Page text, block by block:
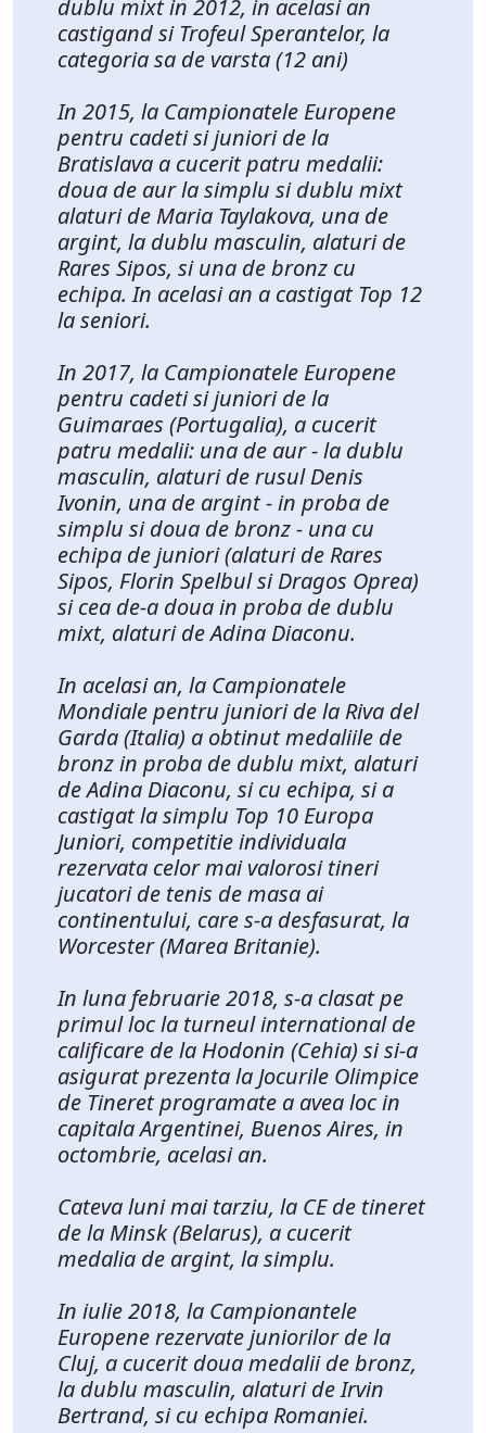
dublu mixt in 2012, in acelasi an
castigand si Trofeul Sperantelor, la
categoria sa de varsta (12 ani)
In 2015, la Campionatele Europene
pentru cadeti si juniori de la
Bratislava a cucerit patru medalii:
doua de aur la simplu si dublu mixt
alaturi de Maria Taylakova, una de
argint, la dublu masculin, alaturi de
Rares Sipos, si una de bronz cu
echipa. In acelasi an a castigat Top 12
la seniori.
In 2017, la Campionatele Europene
pentru cadeti si juniori de la
Guimaraes (Portugalia), a cucerit
patru medalii: una de aur - la dublu
masculin, alaturi de rusul Denis
Ivonin, una de argint - in proba de
simplu si doua de bronz - una cu
echipa de juniori (alaturi de Rares
Sipos, Florin Spelbul si Dragos Oprea)
si cea de-a doua in proba de dublu
mixt, alaturi de Adina Diaconu.
In acelasi an, la Campionatele
Mondiale pentru juniori de la Riva del
Garda (Italia) a obtinut medaliile de
bronz in proba de dublu mixt, alaturi
de Adina Diaconu, si cu echipa, si a
castigat la simplu Top 10 Europa
Juniori, competitie individuala
rezervata celor mai valorosi tineri
jucatori de tenis de masa ai
continentului, care s-a desfasurat, la
Worcester (Marea Britanie).
In luna februarie 2018, s-a clasat pe
primul loc la turneul international de
calificare de la Hodonin (Cehia) si si-a
asigurat prezenta la Jocurile Olimpice
de Tineret programate a avea loc in
capitala Argentinei, Buenos Aires, in
octombrie, acelasi an.
Cateva luni mai tarziu, la CE de tineret
de la Minsk (Belarus), a cucerit
medalia de argint, la simplu.
In iulie 2018, la Campionantele
Europene rezervate juniorilor de la
Cluj, a cucerit doua medalii de bronz,
la dublu masculin, alaturi de Irvin
Bertrand, si cu echipa Romaniei.